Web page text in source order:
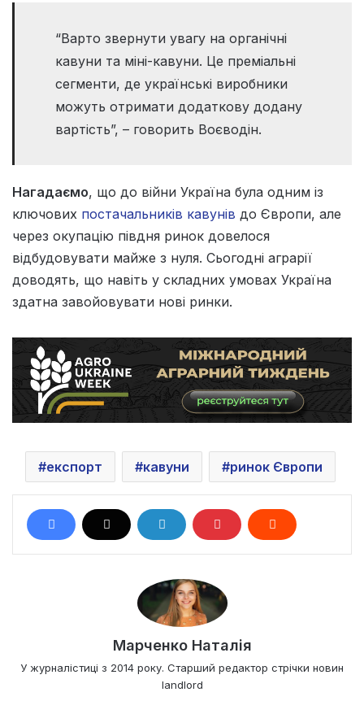
“Варто звернути увагу на органічні
кавуни та міні-кавуни. Це преміальні
сегменти, де українські виробники
можуть отримати додаткову додану
вартість”, – говорить Воєводін.
Нагадаємо, що до війни Україна була одним із
ключових постачальників кавунів до Європи, але
через окупацію півдня ринок довелося
відбудовувати майже з нуля. Сьогодні аграрії
доводять, що навіть у складних умовах Україна
здатна завойовувати нові ринки.
експорт кавуни ринок Європи
Марченко Наталія
У журналістиці з 2014 року. Старший редактор стрічки новин
landlord